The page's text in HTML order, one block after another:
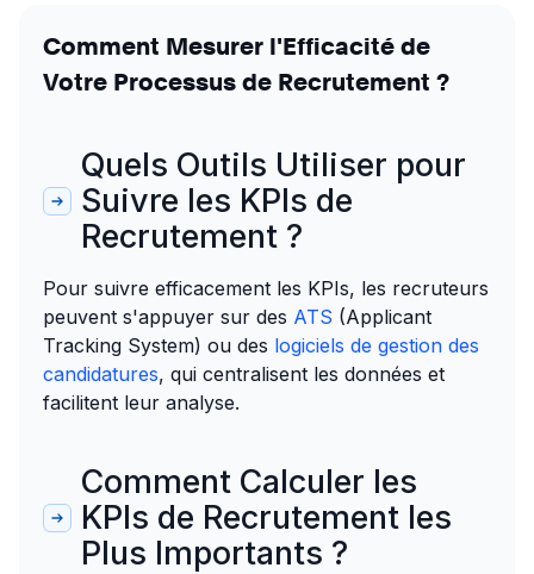
Comment Mesurer l'Efficacité de
Votre Processus de Recrutement ?
Quels Outils Utiliser pour
Suivre les KPIs de
Recrutement ?
Pour suivre efficacement les KPIs, les recruteurs
peuvent s'appuyer sur des ATS (Applicant
Tracking System) ou des logiciels de gestion des
candidatures, qui centralisent les données et
facilitent leur analyse.
Comment Calculer les
KPIs de Recrutement les
Plus Importants ?